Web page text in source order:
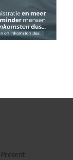
licentie